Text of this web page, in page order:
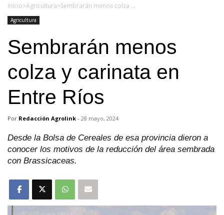
Inicio>Agricultura> Sembrarán menos colza y carinata en Entre Ríos
Agricultura
Sembrarán menos
colza y carinata en
Entre Ríos
Por Redacción Agrolink - 28 mayo, 2024
Desde la Bolsa de Cereales de esa provincia dieron a
conocer los motivos de la reducción del área sembrada
con Brassicaceas.